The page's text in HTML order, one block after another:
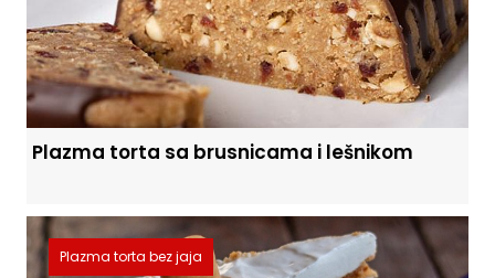
Plazma torta sa brusnicama i lešnikom
Plazma torta bez jaja